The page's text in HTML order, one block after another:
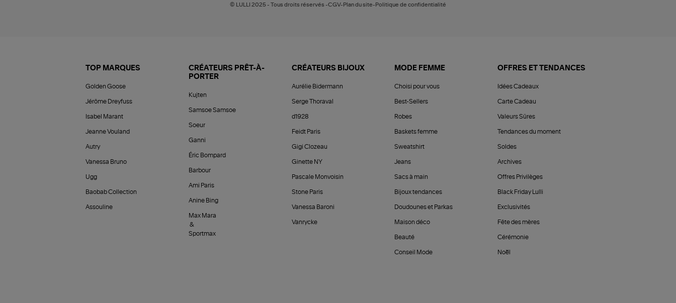
© LULLI 2025 - Tous droits réservés -CGV-Plan du site-Politique de confidentialité
TOP MARQUES
Golden Goose
Jérôme Dreyfuss
Isabel Marant
Jeanne Vouland
Autry
Vanessa Bruno
Ugg
Baobab Collection
Assouline
CRÉATEURS PRÊT-À-
PORTER
Kujten
Samsoe Samsoe
Soeur
Ganni
Éric Bompard
Barbour
Ami Paris
Anine Bing
Max Mara
&
Sportmax
CRÉATEURS BIJOUX
Aurélie Bidermann
Serge Thoraval
d1928
Feidt Paris
Gigi Clozeau
Ginette NY
Pascale Monvoisin
Stone Paris
Vanessa Baroni
Vanrycke
MODE FEMME
Choisi pour vous
Best-Sellers
Robes
Baskets femme
Sweatshirt
Jeans
Sacs à main
Bijoux tendances
Doudounes et Parkas
Maison déco
Beauté
Conseil Mode
OFFRES ET TENDANCES
Idées Cadeaux
Carte Cadeau
Valeurs Sûres
Tendances du moment
Soldes
Archives
Offres Privilèges
Black Friday Lulli
Exclusivités
Fête des mères
Cérémonie
Noël